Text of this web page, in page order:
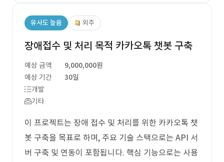
유사도 높음 외주
장애접수 및 처리 목적 카카오톡 챗봇 구축
예상 금액
9,000,000원
예상 기간
30일
개발
기타
이 프로젝트는 장애 접수 및 처리를 위한 카카오톡 챗
봇 구축을 목표로 하며, 주요 기술 스택으로는 API 서
버 구축 및 연동이 포함됩니다. 핵심 기능으로는 사용